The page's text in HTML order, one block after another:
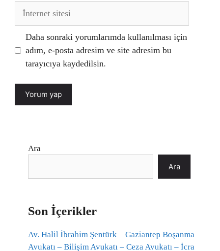
İnternet
Daha sonraki yorumlarımda kullanılması için
adım, e-posta adresim ve site adresim bu
tarayıcıya kaydedilsin.
Ara
Ara
Son İçerikler
Av. Halil İbrahim Şentürk – Gaziantep Boşanma
Avukatı – Bilişim Avukatı – Ceza Avukatı – İcra